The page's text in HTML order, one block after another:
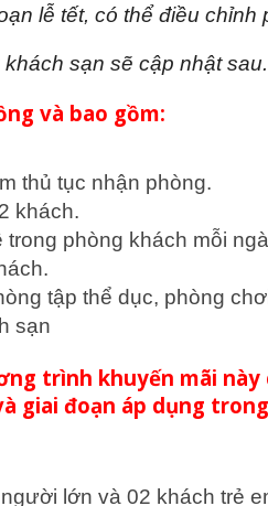
lễ tết, có thể điều chỉnh
sạn sẽ cập nhật sau.
và bao gồm:
thủ tục nhận phòng.
khách.
phòng khách mỗi
tập thể dục, phòng
sạn
trình khuyến mãi này
giai đoạn áp dụng
lớn và 02 khách trẻ